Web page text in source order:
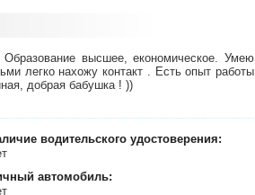
высшее, економическое. Умею
легко нахожу контакт . Есть опыт работы
добрая бабушка ! ))
водительского удостоверения:
автомобиль: